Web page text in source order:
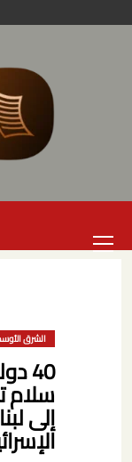
إلى
الرئيسية
الشرق
40
سلام
إلى